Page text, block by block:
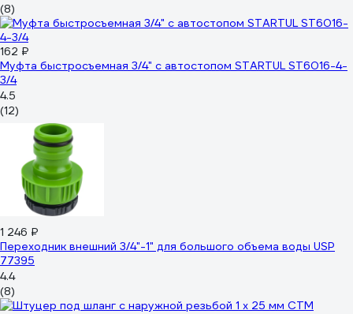
(8)
162 ₽
Муфта быстросъемная 3/4" с автостопом STARTUL ST6016-4-
3/4
4.5
(12)
1 246 ₽
Переходник внешний 3/4"-1" для большого объема воды USP
77395
4.4
(8)